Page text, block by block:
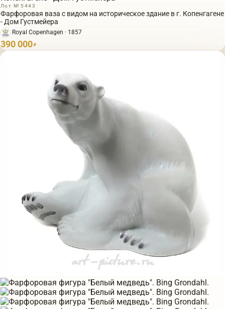
Лот № 5443
Фарфоровая ваза с видом на историческое здание в г. Копенгагене
- Дом Густмейера
Royal Copenhagen · 1857
390 000 ₽